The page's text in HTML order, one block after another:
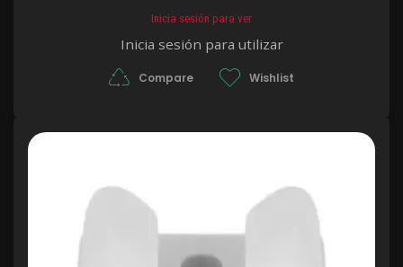
Inicia sesión para ver
Inicia sesión para utilizar
Compare Wishlist